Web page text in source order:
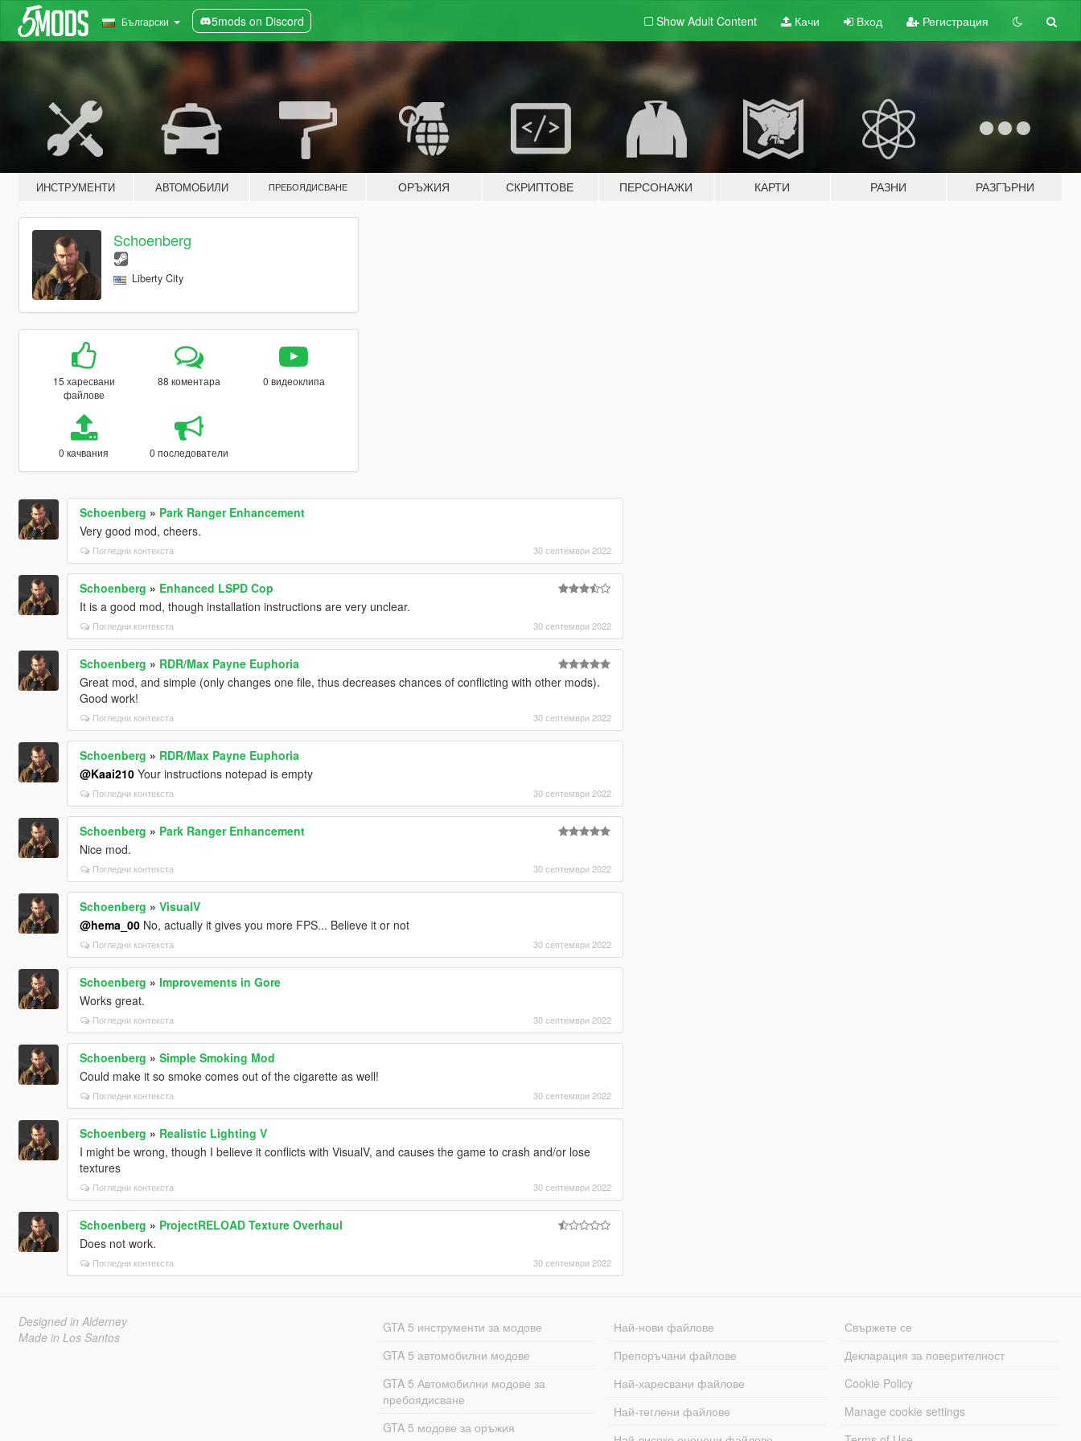
Български 5mods on Discord Show Adult Content Качи Вход Регистрация
ИНСТРУМЕНТИ АВТОМОБИЛИ ПРЕБОЯДИСВАНЕ ОРЪЖИЯ СКРИПТОВЕ ПЕРСОНАЖИ КАРТИ РАЗНИ РАЗГЪРНИ
Schoenberg
Liberty City
15 харесвани
файлове
88 коментара 0 видеоклипа
0 качвания 0 последователи
Schoenberg » Park Ranger Enhancement
Very good mod, cheers.
Погледни контекста 30 септември 2022
Schoenberg » Enhanced LSPD Cop
It is a good mod, though installation instructions are very unclear.
Погледни контекста 30 септември 2022
Schoenberg » RDR/Max Payne Euphoria
Great mod, and simple (only changes one file, thus decreases chances of conflicting with other mods).
Good work!
Погледни контекста 30 септември 2022
Schoenberg » RDR/Max Payne Euphoria
@Kaai210Your instructions notepad is empty
Погледни контекста 30 септември 2022
Schoenberg » Park Ranger Enhancement
Nice mod.
Погледни контекста 30 септември 2022
Schoenberg » VisualV
@hema_00No, actually it gives you more FPS... Believe it or not
Погледни контекста 30 септември 2022
Schoenberg » Improvements in Gore
Works great.
Погледни контекста 30 септември 2022
Schoenberg » Simple Smoking Mod
Could make it so smoke comes out of the cigarette as well!
Погледни контекста 30 септември 2022
Schoenberg » Realistic Lighting V
I might be wrong, though I believe it conflicts with VisualV, and causes the game to crash and/or lose
textures
Погледни контекста 30 септември 2022
Schoenberg » ProjectRELOAD Texture Overhaul
Does not work.
Погледни контекста 30 септември 2022
Designed in Alderney
Made in Los Santos
GTA 5 инструменти за модове
GTA 5 автомобилни модове
GTA 5 Автомобилни модове за
пребоядисване
GTA 5 модове за оръжия
Най-нови файлове
Препоръчани файлове
Най-харесвани файлове
Най-теглени файлове
Свържете се
Декларация за поверителност
Cookie Policy
Manage cookie settings